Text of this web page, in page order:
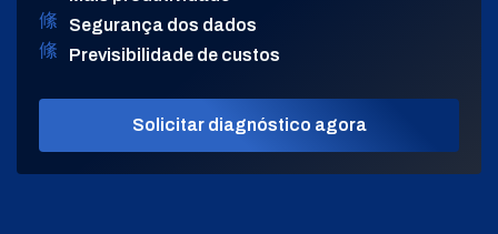
Segurança dos dados
Previsibilidade de custos
Solicitar diagnóstico agora